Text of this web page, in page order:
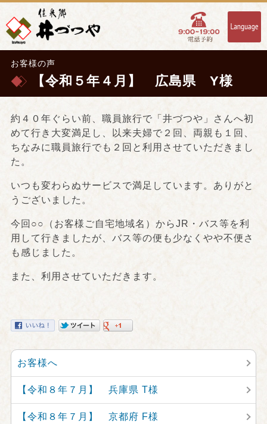
お客様の声
【令和５年４月】 広島県 Y様
約４０年ぐらい前、職員旅行で「井づつや」さんへ初
めて行き大変満足し、以来夫婦で２回、両親も１回、
ちなみに職員旅行でも２回と利用させていただきまし
た。
いつも変わらぬサービスで満足しています。ありがと
うございました。
今回○○（お客様ご自宅地域名）からJR・バス等を利
用して行きましたが、バス等の便も少なくやや不便さ
も感じました。
また、利用させていただきます。
お客様へ
【令和８年７月】 兵庫県 T様
【令和８年７月】 京都府 F様